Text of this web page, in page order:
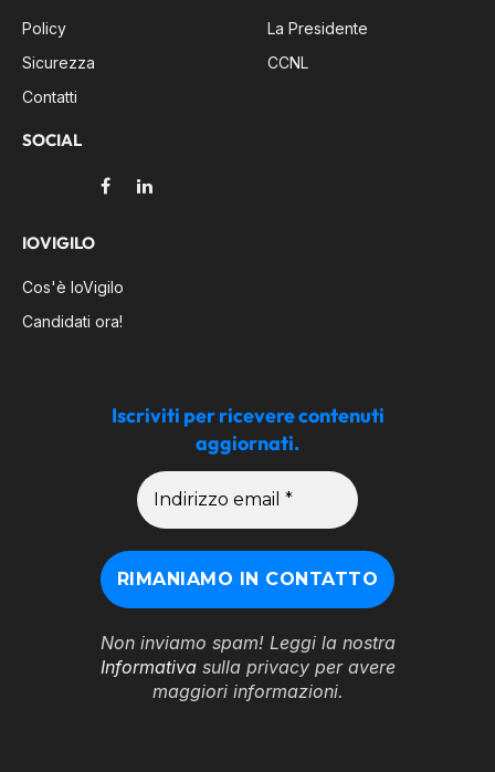
Policy
Sicurezza
Contatti
SOCIAL
FacebookLinkedIn
La Presidente
CCNL
IOVIGILO
Cos'è IoVigilo
Candidati ora!
Iscriviti per ricevere contenuti
aggiornati.
Non inviamo spam! Leggi la nostra
Informativasulla privacy per avere
maggiori informazioni.